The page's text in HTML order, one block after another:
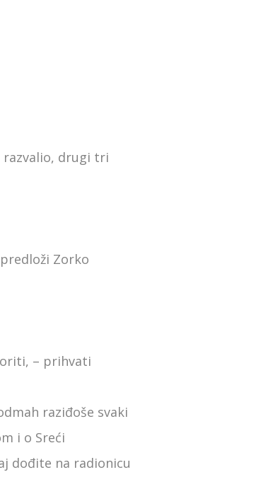
razvalio, drugi tri
Zorko
– prihvati
raziđoše svaki
i o Sreći
dođite na radionicu